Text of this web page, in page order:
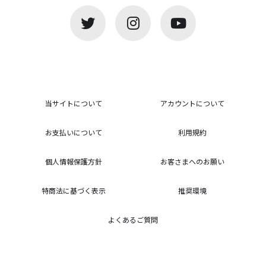
当サイトについて アカウントについて
お支払いについて 利用規約
個人情報保護方針 お客さまへのお願い
特商法に基づく表示 推奨環境
よくあるご質問